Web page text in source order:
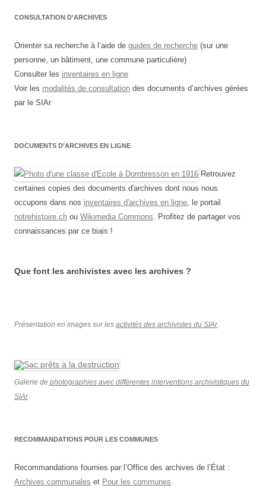
CONSULTATION D’ARCHIVES
Orienter sa recherche à l’aide de guides de recherche (sur une
personne, un bâtiment, une commune particulière)
Consulter les inventaires en ligne
Voir les modalités de consultation des documents d’archives gérées
par le SIAr
DOCUMENTS D’ARCHIVES EN LIGNE
Retrouvez
certaines copies des documents d'archives dont nous nous
occupons dans nos inventaires d'archives en ligne, le portail
notrehistoire.ch ou Wikimedia Commons. Profitez de partager vos
connaissances par ce biais !
Que font les archivistes avec les archives ?
Présentation en images sur les activités des archivistes du SIAr.
Galerie de photographies avec différentes interventions archivistiques du
SIAr.
RECOMMANDATIONS POUR LES COMMUNES
Recommandations fournies par l’Office des archives de l’État :
Archives communales et Pour les communes.